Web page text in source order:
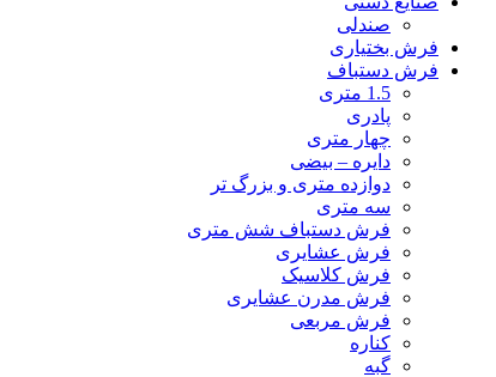
صندلی
فرش بختیاری
فرش دستباف
1.5 متری
پادری
چهار متری
دایره – بیضی
دوازده متری و بزرگ تر
سه متری
فرش دستباف شش متری
فرش عشایری
فرش کلاسیک
فرش مدرن عشایری
فرش مربعی
کناره
گبه